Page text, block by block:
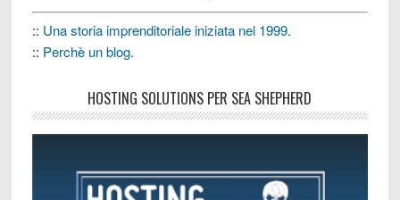
:: Una storia imprenditoriale iniziata nel 1999.
:: Perchè un blog.
HOSTING SOLUTIONS PER SEA SHEPHERD